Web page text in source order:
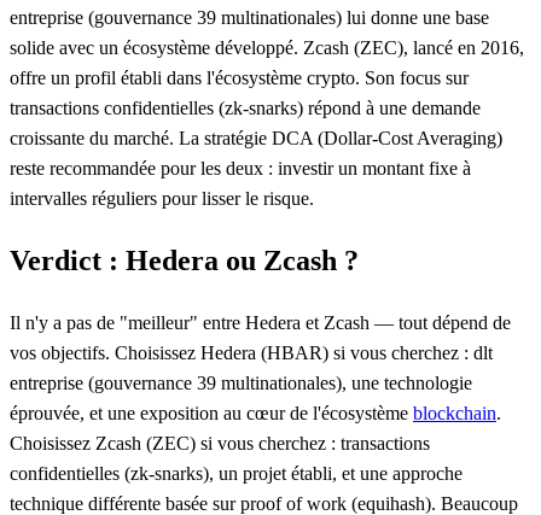
entreprise (gouvernance 39 multinationales) lui donne une base
solide avec un écosystème développé. Zcash (ZEC), lancé en 2016,
offre un profil établi dans l'écosystème crypto. Son focus sur
transactions confidentielles (zk-snarks) répond à une demande
croissante du marché. La stratégie DCA (Dollar-Cost Averaging)
reste recommandée pour les deux : investir un montant fixe à
intervalles réguliers pour lisser le risque.
Verdict : Hedera ou Zcash ?
Il n'y a pas de "meilleur" entre Hedera et Zcash — tout dépend de
vos objectifs. Choisissez Hedera (HBAR) si vous cherchez : dlt
entreprise (gouvernance 39 multinationales), une technologie
éprouvée, et une exposition au cœur de l'écosystème blockchain.
Choisissez Zcash (ZEC) si vous cherchez : transactions
confidentielles (zk-snarks), un projet établi, et une approche
technique différente basée sur proof of work (equihash). Beaucoup